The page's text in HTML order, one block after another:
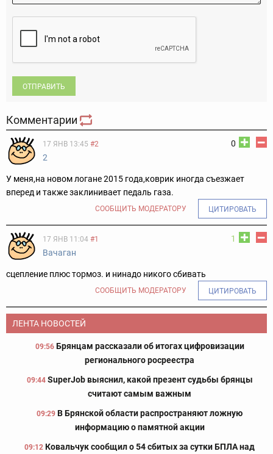
ОТПРАВИТЬ
Комментарии
0
17 ЯНВ 13:45 #2
2
У меня,на новом логане 2015 года,коврик иногда съезжает
вперед и также заклинивает педаль газа.
СООБЩИТЬ МОДЕРАТОРУ ЦИТИРОВАТЬ
1
17 ЯНВ 11:04 #1
Вачаган
сцепление плюс тормоз. и нинадо никого сбивать
СООБЩИТЬ МОДЕРАТОРУ ЦИТИРОВАТЬ
ЛЕНТА НОВОСТЕЙ
09:56 Брянцам рассказали об итогах цифровизации
регионального росреестра
09:44 SuperJob выяснил, какой презент судьбы брянцы
считают самым важным
09:29 В Брянской области распространяют ложную
информацию о памятной акции
09:12 Ковальчук сообщил о 54 сбитых за сутки БПЛА над